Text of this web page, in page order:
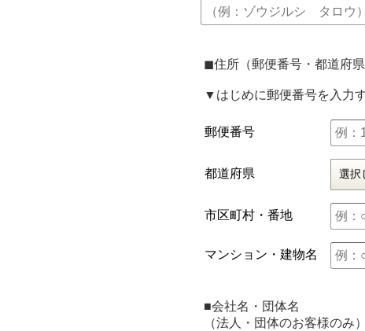
◼︎住所（郵便番号・都道府
▼はじめに郵便番号を入力
郵便番号
都道府県
市区町村・番地
マンション・建物名
■会社名・団体名
（法人・団体のお客様のみ）